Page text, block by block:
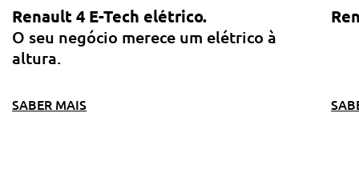
Renault 4 E-Tech elétrico.
O seu negócio merece um elétrico à
altura.
SABER MAIS